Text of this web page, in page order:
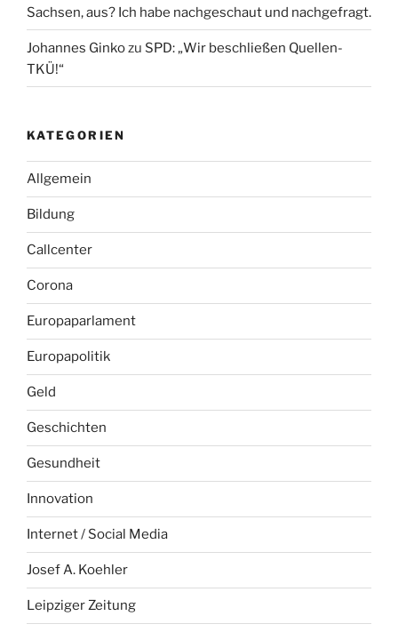
Sachsen, aus? Ich habe nachgeschaut und nachgefragt.
Johannes Ginkozu SPD: „Wir beschließen Quellen-
TKÜ!“
KATEGORIEN
Allgemein
Bildung
Callcenter
Corona
Europaparlament
Europapolitik
Geld
Geschichten
Gesundheit
Innovation
Internet / Social Media
Josef A. Koehler
Leipziger Zeitung